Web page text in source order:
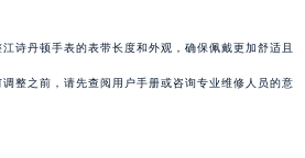
诗丹顿手表的表带长度和外观，确保佩戴更加舒适且
整之前，请先查阅用户手册或咨询专业维修人员的意